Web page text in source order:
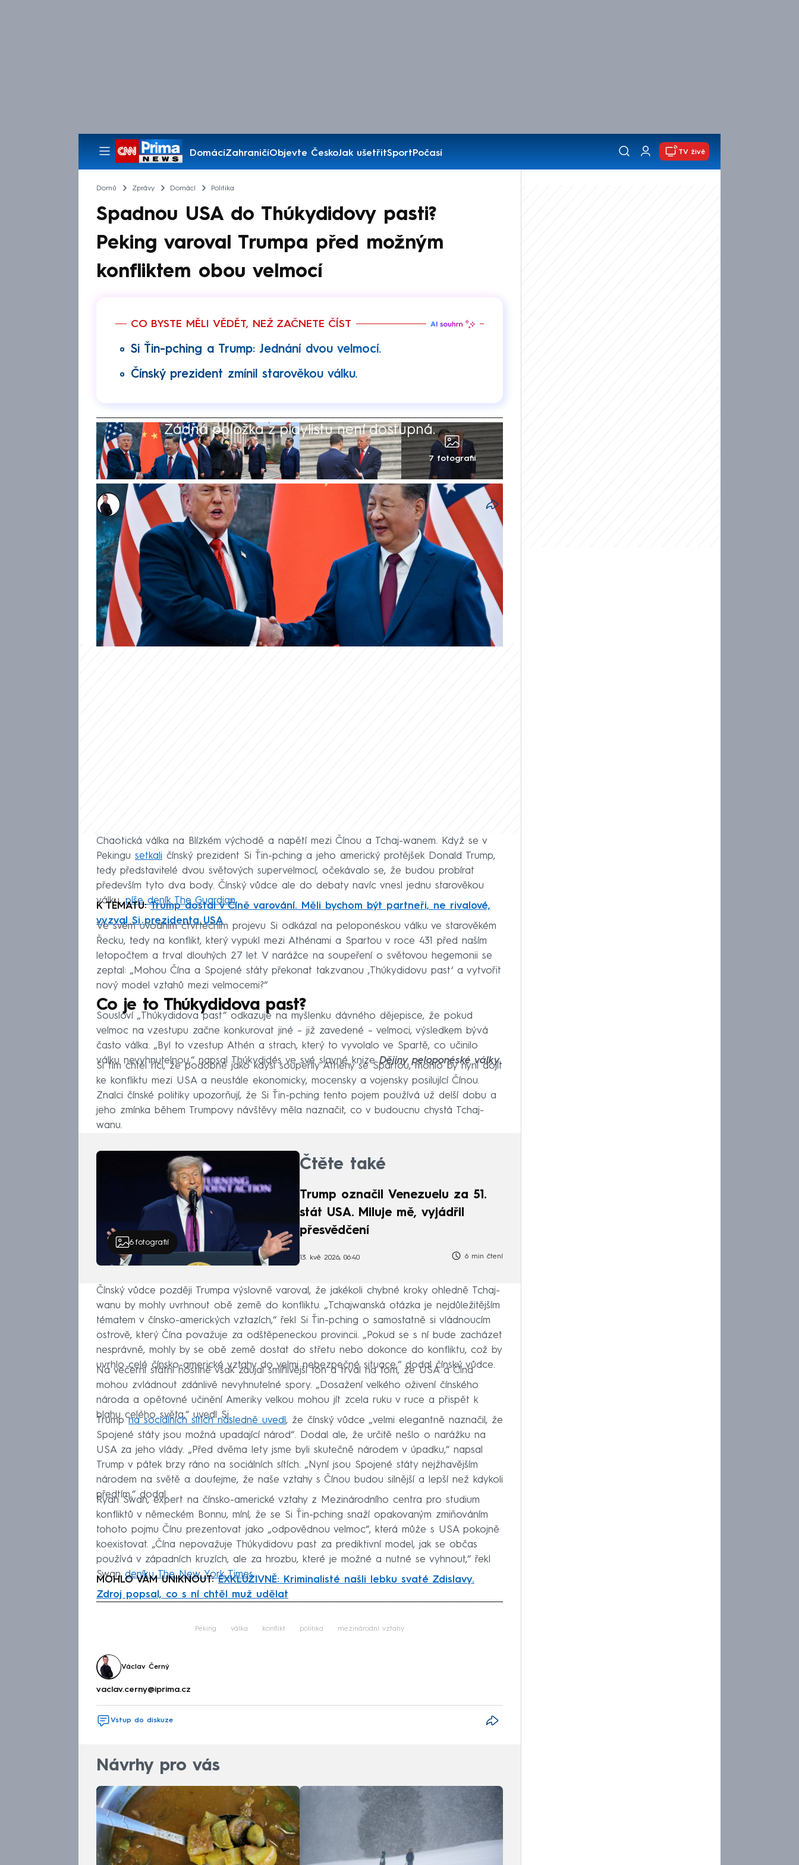
DomácíZahraničíObjevte ČeskoJak ušetřitSportPočasí
Pořady
TV živě
Domů Zprávy Domácí Politika
Spadnou USA do Thúkydidovy pasti?
Peking varoval Trumpa před možným
konfliktem obou velmocí
CO BYSTE MĚLI VĚDĚT, NEŽ ZAČNETE ČÍST
Si Ťin-pching a Trump: Jednání dvou velmocí.
Čínský prezident zmínil starověkou válku.
Žádná položka z playlistu není dostupná.
7 fotografií
Václav Černý
16. kvě 2026, 16:04
Čínský vůdce Si Ťin-pching účelově zmínil při setkání s americkým
prezidentem Donaldem Trumpem v Pekingu starořeckého historika
Thúkydida. Píše o tom deník The Guardian. Mezi USA a Čínou
dlouhodobě roste napětí a Si Ťin-pching vytáhl z dávné evropské
minulosti tragický konflikt, aby obrátil pozornost na to, zda jsou obě
mocnosti schopné překonat spory a navázat přátelské vztahy.
Chaotická válka na Blízkém východě a napětí mezi Čínou a Tchaj-wanem. Když se v
Pekingu setkali čínský prezident Si Ťin-pching a jeho americký protějšek Donald Trump,
tedy představitelé dvou světových supervelmocí, očekávalo se, že budou probírat
především tyto dva body. Čínský vůdce ale do debaty navíc vnesl jednu starověkou
válku,píše deník The Guardian.
K TÉMATU:Trump dostal v Číně varování. Měli bychom být partneři, ne rivalové,
vyzval Si prezidenta USA
Ve svém úvodním čtvrtečním projevu Si odkázal na peloponéskou válku ve starověkém
Řecku, tedy na konflikt, který vypukl mezi Athénami a Spartou v roce 431 před naším
letopočtem a trval dlouhých 27 let. V narážce na soupeření o světovou hegemonii se
zeptal: „Mohou Čína a Spojené státy překonat takzvanou ‚Thúkydidovu past‘ a vytvořit
nový model vztahů mezi velmocemi?“
Co je to Thúkydidova past?
Sousloví „Thúkydidova past“ odkazuje na myšlenku dávného dějepisce, že pokud
velmoc na vzestupu začne konkurovat jiné – již zavedené – velmoci, výsledkem bývá
často válka. „Byl to vzestup Athén a strach, který to vyvolalo ve Spartě, co učinilo
válku nevyhnutelnou,“ napsal Thúkydidés ve své slavné knizeDějiny peloponéské války.
Si tím chtěl říci, že podobně jako kdysi soupeřily Athény se Spartou, mohlo by nyní dojít
ke konfliktu mezi USA a neustále ekonomicky, mocensky a vojensky posilující Čínou.
Znalci čínské politiky upozorňují, že Si Ťin-pching tento pojem používá už delší dobu a
jeho zmínka během Trumpovy návštěvy měla naznačit, co v budoucnu chystá Tchaj-
wanu.
6fotografií
Čtěte také
Trump označil Venezuelu za 51.
stát USA. Miluje mě, vyjádřil
přesvědčení
13. kvě 2026, 06:40 6 min čtení
Čínský vůdce později Trumpa výslovně varoval, že jakékoli chybné kroky ohledně Tchaj-
wanu by mohly uvrhnout obě země do konfliktu. „Tchajwanská otázka je nejdůležitějším
tématem v čínsko-amerických vztazích,“ řekl Si Ťin-pching o samostatně si vládnoucím
ostrově, který Čína považuje za odštěpeneckou provincii. „Pokud se s ní bude zacházet
nesprávně, mohly by se obě země dostat do střetu nebo dokonce do konfliktu, což by
uvrhlo celé čínsko-americké vztahy do velmi nebezpečné situace,“ dodal čínský vůdce.
Na večerní státní hostině však zaujal smířlivější tón a trval na tom, že USA a Čína
mohou zvládnout zdánlivě nevyhnutelné spory. „Dosažení velkého oživení čínského
národa a opětovné učinění Ameriky velkou mohou jít zcela ruku v ruce a přispět k
blahu celého světa,“ uvedl Si.
Trumpna sociálních sítích následně uvedl , že čínský vůdce „velmi elegantně naznačil, že
Spojené státy jsou možná upadající národ“. Dodal ale, že určitě nešlo o narážku na
USA za jeho vlády. „Před dvěma lety jsme byli skutečně národem v úpadku,“ napsal
Trump v pátek brzy ráno na sociálních sítích. „Nyní jsou Spojené státy nejžhavějším
národem na světě a doufejme, že naše vztahy s Čínou budou silnější a lepší než kdykoli
předtím,“ dodal.
Ryan Swan, expert na čínsko-americké vztahy z Mezinárodního centra pro studium
konfliktů v německém Bonnu, míní, že se Si Ťin-pching snaží opakovaným zmiňováním
tohoto pojmu Čínu prezentovat jako „odpovědnou velmoc“, která může s USA pokojně
koexistovat. „Čína nepovažuje Thúkydidovu past za prediktivní model, jak se občas
používá v západních kruzích, ale za hrozbu, které je možné a nutné se vyhnout,“ řekl
Swan deníku The New York Times.
MOHLO VÁM UNIKNOUT:EXKLUZIVNĚ: Kriminalisté našli lebku svaté Zdislavy.
Zdroj popsal, co s ní chtěl muž udělat
Peking válka konflikt politika mezinárodní vztahy
Václav Černý
vaclav.cerny@iprima.cz
Vstup do diskuze
Návrhy pro vás